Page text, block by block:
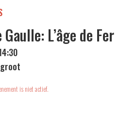
L’âge de Fer
groot
is niet actief.